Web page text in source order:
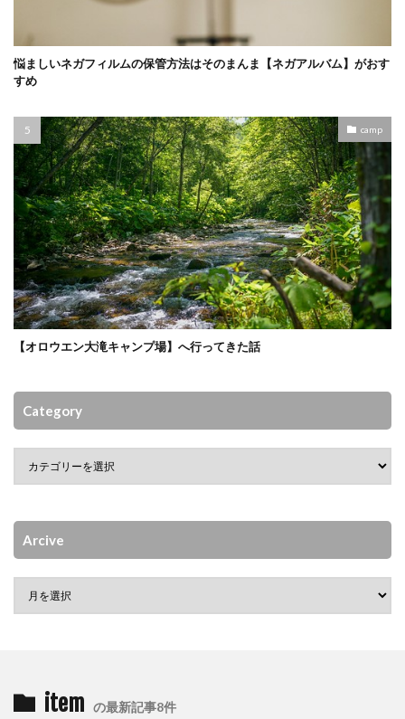
悩ましいネガフィルムの保管方法はそのまんま【ネガアルバム】がおす
すめ
camp
【オロウエン大滝キャンプ場】へ行ってきた話
Category
Arcive
item の最新記事8件